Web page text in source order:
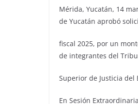
Mérida, Yucatán, 14
de Yucatán aprobó
fiscal 2025, por un
de integrantes del
Superior de Justicia del
En Sesión